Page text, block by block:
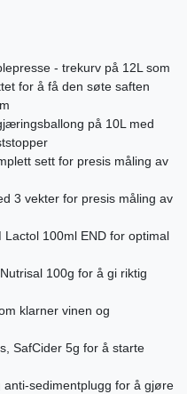
- trekurv på 12L som
for å få den søte saften
på 10L med
sett for presis måling av
3 vekter for presis måling av
Lactol 100ml END for optimal
100g for å gi riktig
klarner vinen og
SafCider 5g for å starte
sedimentplugg for å gjøre